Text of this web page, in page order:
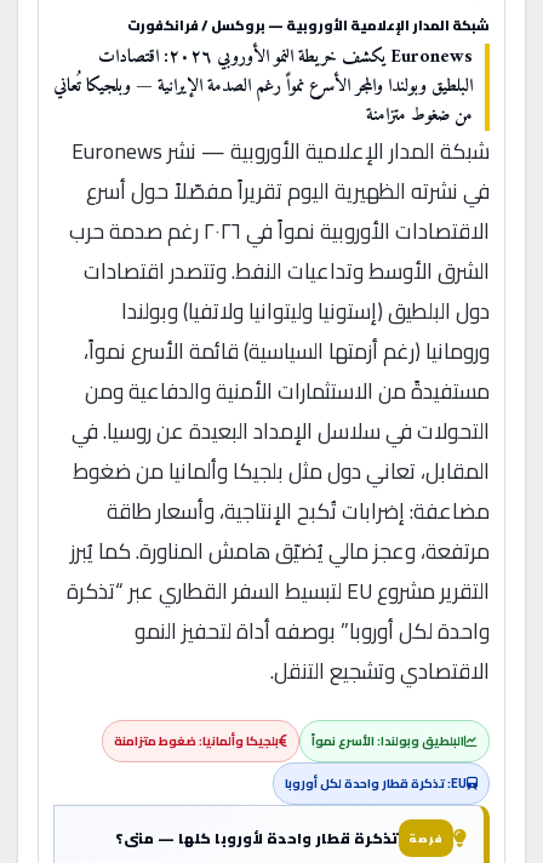
شبكة المدار الإعلامية الأوروبية — بروكسل / فرانكفورت
Euronews يكشف خريطة النمو الأوروبي ٢٠٢٦: اقتصادات
البلطيق وبولندا والمجر الأسرع نمواً رغم الصدمة الإيرانية — وبلجيكا تُعاني
من ضغوط متزامنة
شبكة المدار الإعلامية الأوروبية — نشر Euronews
في نشرته الظهيرية اليوم تقريراً مفصّلاً حول أسرع
الاقتصادات الأوروبية نمواً في ٢٠٢٦ رغم صدمة حرب
الشرق الأوسط وتداعيات النفط. وتتصدر اقتصادات
دول البلطيق (إستونيا وليتوانيا ولاتفيا) وبولندا
ورومانيا (رغم أزمتها السياسية) قائمة الأسرع نمواً،
مستفيدةً من الاستثمارات الأمنية والدفاعية ومن
التحولات في سلاسل الإمداد البعيدة عن روسيا. في
المقابل، تعاني دول مثل بلجيكا وألمانيا من ضغوط
مضاعفة: إضرابات تُكبح الإنتاجية، وأسعار طاقة
مرتفعة، وعجز مالي يُضيّق هامش المناورة. كما يُبرز
التقرير مشروع EU لتبسيط السفر القطاري عبر “تذكرة
واحدة لكل أوروبا” بوصفه أداة لتحفيز النمو
الاقتصادي وتشجيع التنقل.
البلطيق وبولندا: الأسرع نمواً
بلجيكا وألمانيا: ضغوط متزامنة
EU: تذكرة قطار واحدة لكل أوروبا
فرصة تذكرة قطار واحدة لأوروبا كلها — متى؟